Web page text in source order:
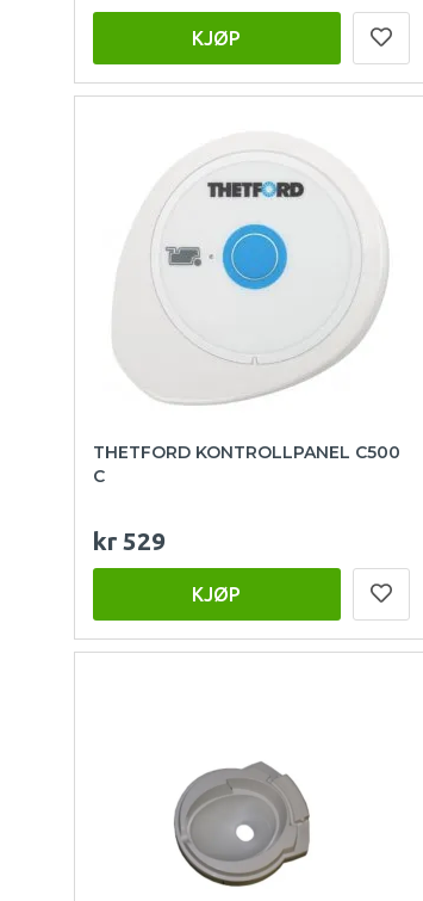
KJØP
THETFORD KONTROLLPANEL C500
C
kr 529
KJØP